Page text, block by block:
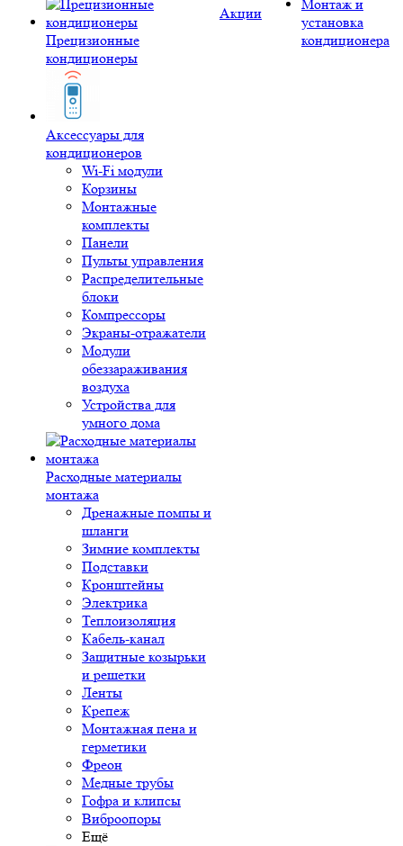
Прецизионные
кондиционеры
Аксессуары для
кондиционеров
Wi-Fi модули
Корзины
Монтажные
комплекты
Панели
Пульты управления
Распределительные
блоки
Компрессоры
Экраны-отражатели
Модули
обеззараживания
воздуха
Устройства для
умного дома
Расходные материалы
монтажа
Дренажные помпы и
шланги
Зимние комплекты
Подставки
Кронштейны
Электрика
Теплоизоляция
Кабель-канал
Защитные козырьки
и решетки
Ленты
Крепеж
Монтажная пена и
герметики
Фреон
Медные трубы
Гофра и клипсы
Виброопоры
Ещё
Акции
Монтаж и
установка
кондиционера